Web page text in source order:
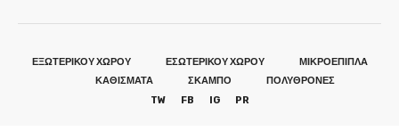
ΕΞΩΤΕΡΙΚΟΥ ΧΩΡΟΥ ΕΣΩΤΕΡΙΚΟΥ ΧΩΡΟΥ
ΜΙΚΡΟΕΠΙΠΛΑ
ΚΑΘΙΣΜΑΤΑ
ΣΚΑΜΠΟ
ΠΟΛΥΘΡΟΝΕΣ
TW
FB IG PR